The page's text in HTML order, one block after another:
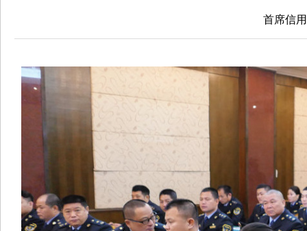
首席信